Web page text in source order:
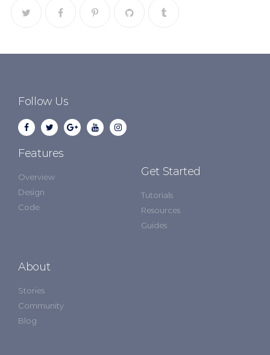
Follow Us
Features
Overview
Design
Code
Get Started
Tutorials
Resources
Guides
About
Stories
Community
Blog